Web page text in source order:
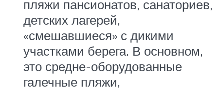
пляжи пансионатов, санаториев,
детских лагерей,
«смешавшиеся» с дикими
участками берега. В основном,
это средне-оборудованные
галечные пляжи,